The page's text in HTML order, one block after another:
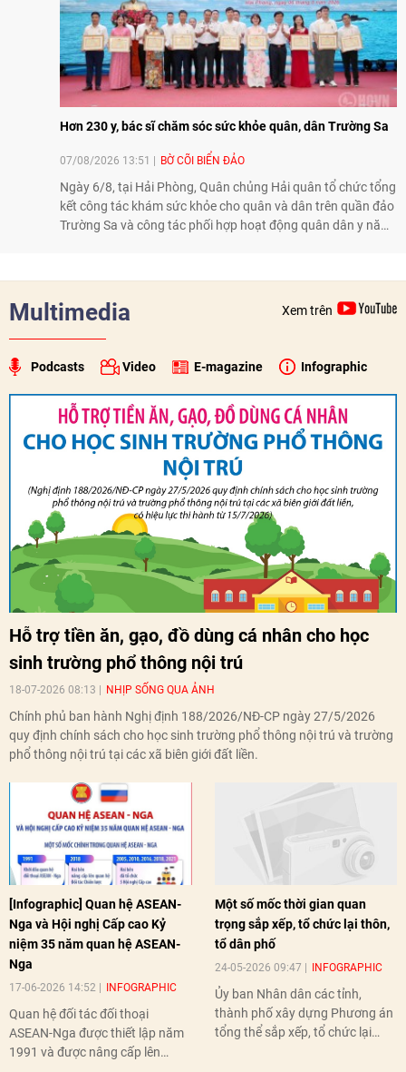
Hơn 230 y, bác sĩ chăm sóc sức khỏe quân, dân Trường Sa
07/08/2026 13:51 BỜ CÕI BIỂN ĐẢO
Ngày 6/8, tại Hải Phòng, Quân chủng Hải quân tổ chức tổng
kết công tác khám sức khỏe cho quân và dân trên quần đảo
Trường Sa và công tác phối hợp hoạt động quân dân y năm
cấp thuốc, điều trị cho cán bộ, chiến sĩ và nhân dân trên
quần đảo.
Multimedia Xem trên
Podcasts Video E-magazine Infographic
Hỗ trợ tiền ăn, gạo, đồ dùng cá nhân cho học
sinh trường phổ thông nội trú
18-07-2026 08:13 NHỊP SỐNG QUA ẢNH
Chính phủ ban hành Nghị định 188/2026/NĐ-CP ngày 27/5/2026
quy định chính sách cho học sinh trường phổ thông nội trú và trường
phổ thông nội trú tại các xã biên giới đất liền.
[Infographic] Quan hệ ASEAN-
Nga và Hội nghị Cấp cao Kỷ
niệm 35 năm quan hệ ASEAN-
Nga
17-06-2026 14:52 INFOGRAPHIC
Quan hệ đối tác đối thoại
ASEAN-Nga được thiết lập năm
1991 và được nâng cấp lên
Một số mốc thời gian quan
trọng sắp xếp, tổ chức lại thôn,
tổ dân phố
24-05-2026 09:47 INFOGRAPHIC
Ủy ban Nhân dân các tỉnh,
thành phố xây dựng Phương án
tổng thể sắp xếp, tổ chức lại